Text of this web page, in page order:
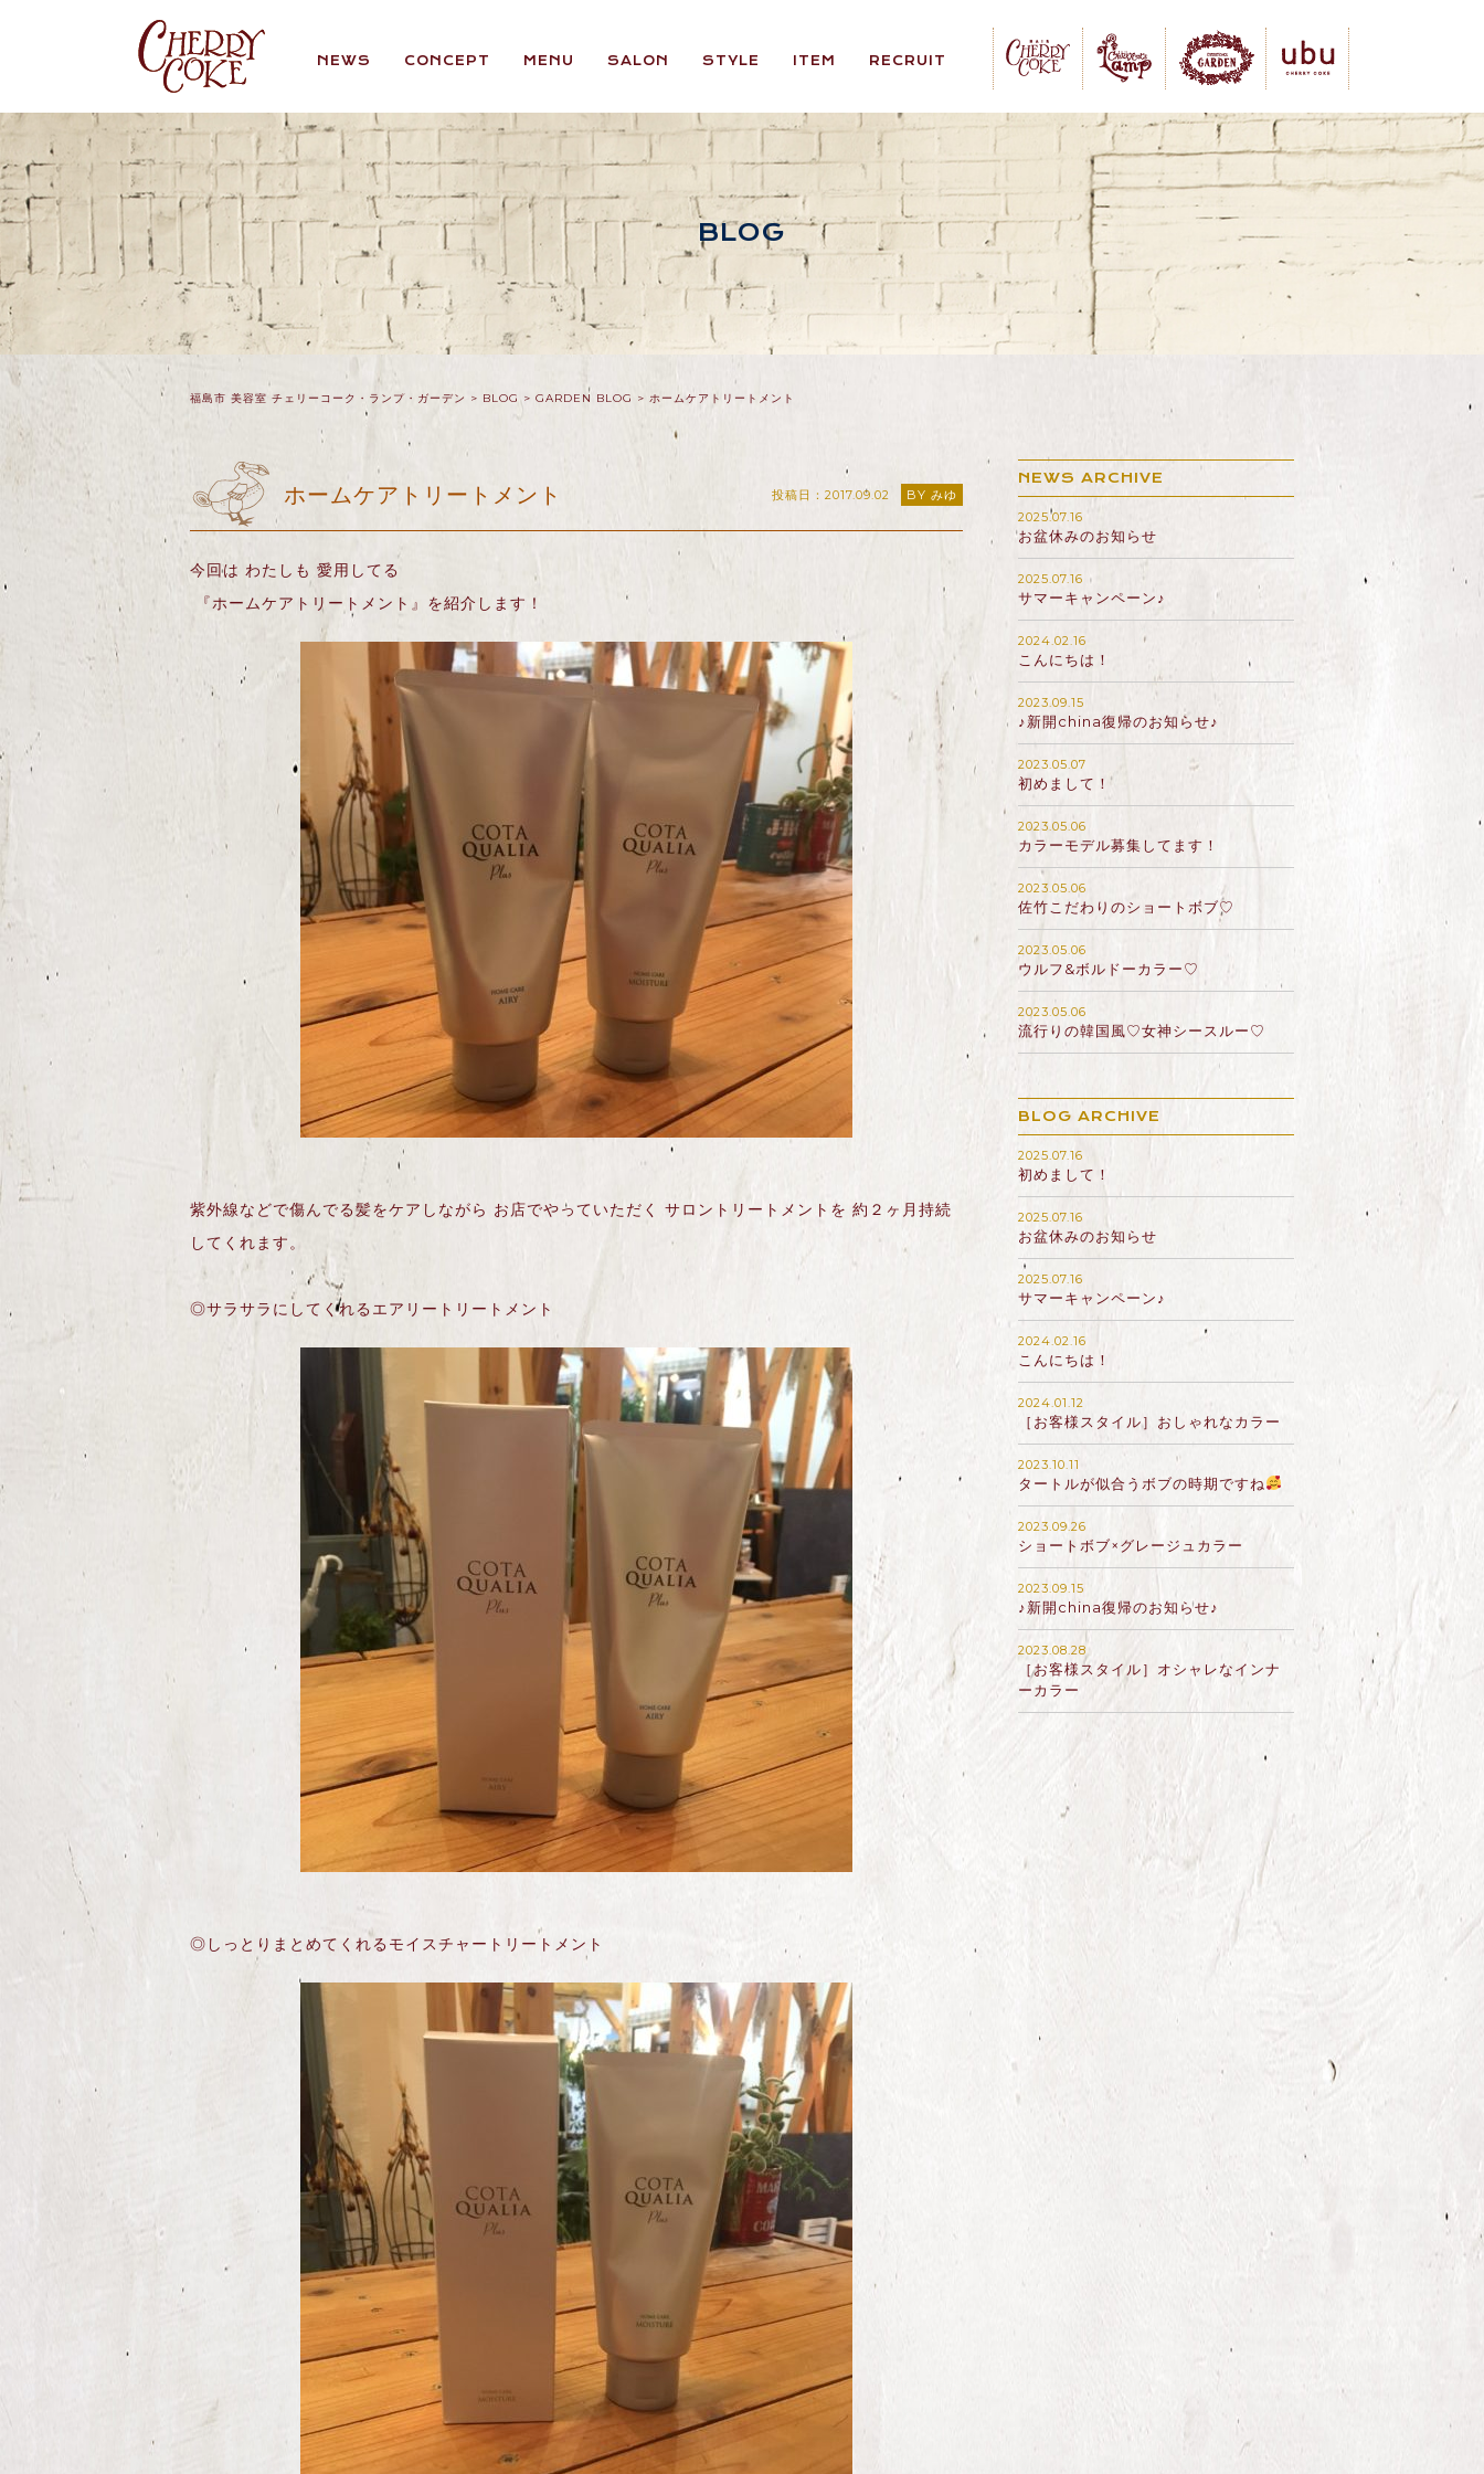
NEWS CONCEPT MENU SALON STYLE ITEM RECRUIT
BLOG
福島市 美容室 チェリーコーク・ランプ・ガーデン > BLOG > GARDEN BLOG > ホームケアトリートメント
ホームケアトリートメント 投稿日：2017.09.02 BY みゆ
今回は わたしも 愛用してる
『ホームケアトリートメント』を紹介します！
紫外線などで傷んでる髪をケアしながら お店でやっていただく サロントリートメントを 約２ヶ月持続
してくれます。
◎サラサラにしてくれるエアリートリートメント
◎しっとりまとめてくれるモイスチャートリートメント
NEWS ARCHIVE
2025.07.16
お盆休みのお知らせ
2025.07.16
サマーキャンペーン♪
2024.02.16
こんにちは！
2023.09.15
♪新開china復帰のお知らせ♪
2023.05.07
初めまして！
2023.05.06
カラーモデル募集してます！
2023.05.06
佐竹こだわりのショートボブ♡
2023.05.06
ウルフ&ボルドーカラー♡
2023.05.06
流行りの韓国風♡女神シースルー♡
BLOG ARCHIVE
2025.07.16
初めまして！
2025.07.16
お盆休みのお知らせ
2025.07.16
サマーキャンペーン♪
2024.02.16
こんにちは！
2024.01.12
［お客様スタイル］おしゃれなカラー
2023.10.11
タートルが似合うボブの時期ですね
2023.09.26
ショートボブ×グレージュカラー
2023.09.15
♪新開china復帰のお知らせ♪
2023.08.28
［お客様スタイル］オシャレなインナ
ーカラー